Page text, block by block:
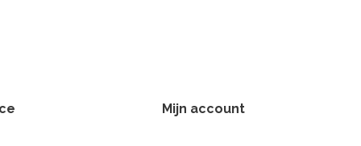
Mijn account